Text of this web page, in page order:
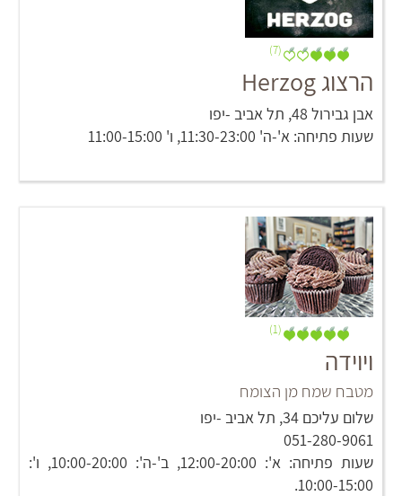
(7)
הרצוג Herzog
אבן גבירול 48, תל אביב -יפו
שעות פתיחה: א'-ה' 11:30-23:00, ו' 11:00-15:00
(1)
ויוידה
מטבח שמח מן הצומח
שלום עליכם 34, תל אביב -יפו
051-280-9061
שעות פתיחה: א': 12:00-20:00, ב'-ה': 10:00-20:00, ו':
10:00-15:00.